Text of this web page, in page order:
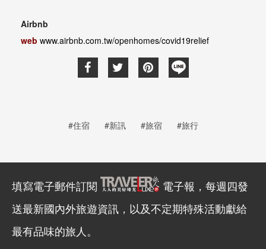
Airbnb
web www.airbnb.com.tw/openhomes/covid19relief
#住宿 #新訊 #旅宿 #旅行
填寫電子郵件訂閱
電子報，每週四發
送最新國內外旅遊資訊，以及不定期特殊活動獻給
最有品味的旅人。